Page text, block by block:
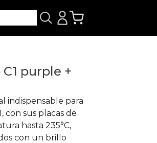
purple +
indispensable para
con sus placas de
hasta 235°C,
con un brillo